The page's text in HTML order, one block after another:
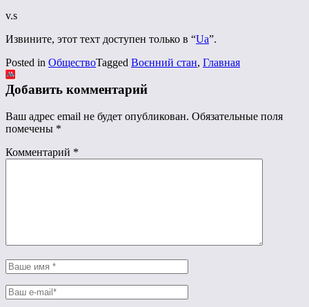
v.s
Извините, этот техт доступен только в “Ua”.
Posted in ОбществоTagged Воєнний стан, Главная
Добавить комментарий
Ваш адрес email не будет опубликован. Обязательные поля
помечены *
Комментарий *